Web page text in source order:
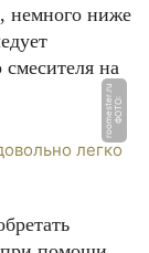
немного ниже
на
Ф
О
Т
О:
r
o
o
m
e
s
t
e
r.
r
u